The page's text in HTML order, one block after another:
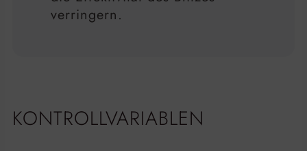
verringern.
KONTROLLVARIABLEN